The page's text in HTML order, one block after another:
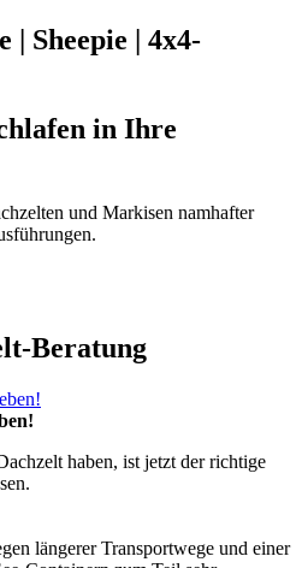
| Sheepie | 4x4-
in Ihre
und Markisen namhafter
Beratung
haben, ist jetzt der richtige
längerer Transportwege und einer